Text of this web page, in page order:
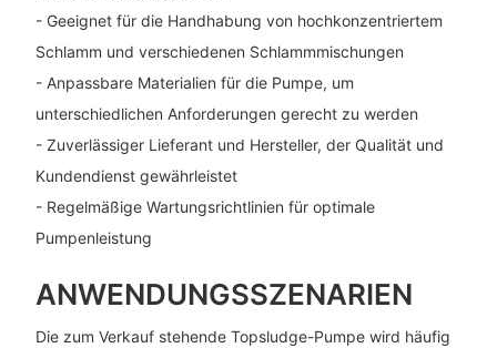
- Geeignet für die Handhabung von hochkonzentriertem
Schlamm und verschiedenen Schlammmischungen
- Anpassbare Materialien für die Pumpe, um
unterschiedlichen Anforderungen gerecht zu werden
- Zuverlässiger Lieferant und Hersteller, der Qualität und
Kundendienst gewährleistet
- Regelmäßige Wartungsrichtlinien für optimale
Pumpenleistung
ANWENDUNGSSZENARIEN
Die zum Verkauf stehende Topsludge-Pumpe wird häufig